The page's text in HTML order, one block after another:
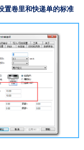
置卷里和快递单的标准